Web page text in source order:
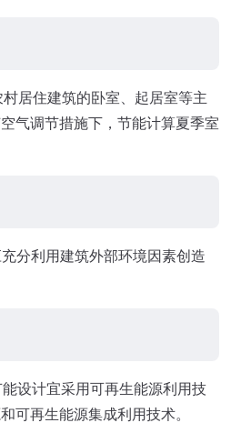
居住建筑的卧室、起居室等主
气调节措施下，节能计算夏季室
分利用建筑外部环境因素创造
设计宜采用可再生能源利用技
可再生能源集成利用技术。